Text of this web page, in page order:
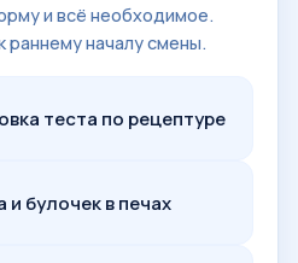
и всё необходимое.
раннему началу смены.
теста по рецептуре
и булочек в печах